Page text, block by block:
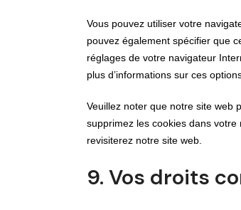
Vous pouvez utiliser votre
pouvez également spécifier que
réglages de votre navigateur
plus d’informations sur ces
Veuillez noter que notre site web
supprimez les cookies dans
revisiterez notre site web.
9. Vos droits